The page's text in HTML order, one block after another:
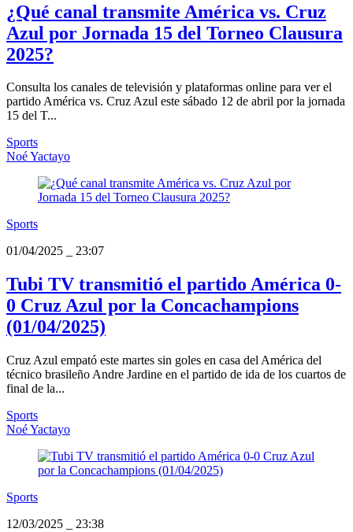
¿Qué canal transmite América vs. Cruz
Azul por Jornada 15 del Torneo Clausura
2025?
Consulta los canales de televisión y plataformas online para ver el
partido América vs. Cruz Azul este sábado 12 de abril por la jornada
15 del T...
Sports
Noé Yactayo
Sports
01/04/2025
23:07
Tubi TV transmitió el partido América 0-
0 Cruz Azul por la Concachampions
(01/04/2025)
Cruz Azul empató este martes sin goles en casa del América del
técnico brasileño Andre Jardine en el partido de ida de los cuartos de
final de la...
Sports
Noé Yactayo
Sports
12/03/2025
23:38